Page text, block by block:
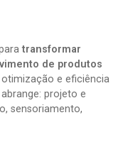
transformar
de produtos
e eficiência
projeto e
sensoriamento,